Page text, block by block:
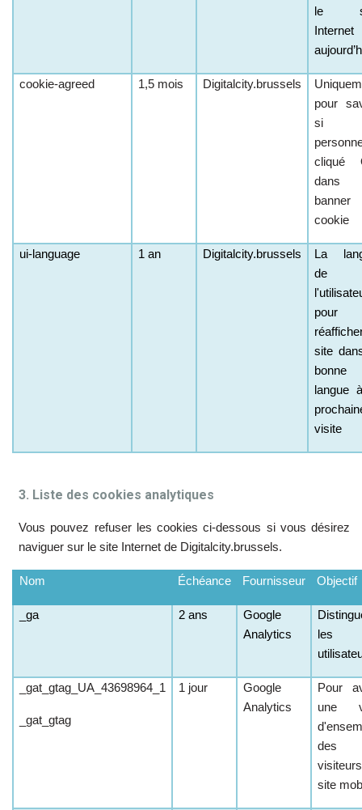
le
Internet
cookie-agreed 1,5 mois Digitalcity.brussels
pour
si
cliqué
dans
banner
cookie
ui-language 1 an Digitalcity.brussels
La
de
pour
site
bonne
langue
visite
3. Liste des cookies analytiques
Vous pouvez refuser les cookies ci-dessous si vous désirez
naviguer sur le site Internet de Digitalcity.brussels.
Nom Échéance Fournisseur Objectif
_ga 2 ans
Google
Analytics
les
_gat_gtag_UA_43698964_1
_gat_gtag
1 jour
Google
Analytics
Pour
une
des
site